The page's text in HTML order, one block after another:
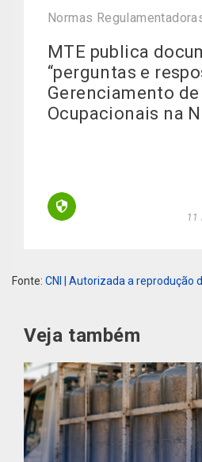
Normas
MTE publica
“perguntas e
Gerenciamento
Ocupacionais na
11
Fonte: CNI | Autorizada a reprodução
Veja também